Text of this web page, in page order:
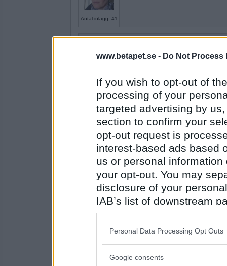
www.betapet.se - Do Not Process
If you wish to opt-out of
processing of your
targeted advertising by
section to confirm your
opt-out request is
interest-based ads based
us or personal
your opt-out. You may
disclosure of your
IAB’s list of downstream
also be disclosed by us
Downstream Participants
Please note that this
Personal Data Processing Opt Outs
Google consents
Antal inlägg: 41
Lill-IT
Antal inlägg:
31618
till.
Dotterns recept. Kanongott.
Antal inlägg:
22535
Pad Thai, hämtmat. Orkade inte laga idag.
brazzlefrat - Ej medlem längre
Tryffelchips, orkade inte heller laga mat.